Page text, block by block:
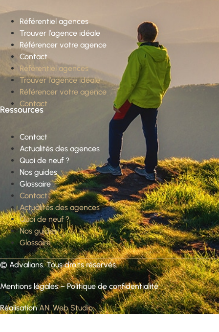
Référentiel agences
Trouver l’agence idéale
Référencer votre agence
Contact
Référentiel agences
Trouver l’agence idéale
Référencer votre agence
Contact
Ressources
Contact
Actualités des agences
Quoi de neuf ?
Nos guides
Glossaire
Contact
Actualités des agences
Quoi de neuf ?
Nos guides
Glossaire
© Advalians. Tous droits réservés.
Mentions légales–Politique de confidentialité
RéalisationAN. Web Studio.